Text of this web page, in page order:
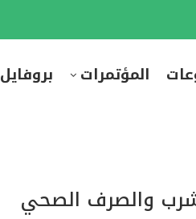
المؤتمرات بروفايل
والصرف الصحي